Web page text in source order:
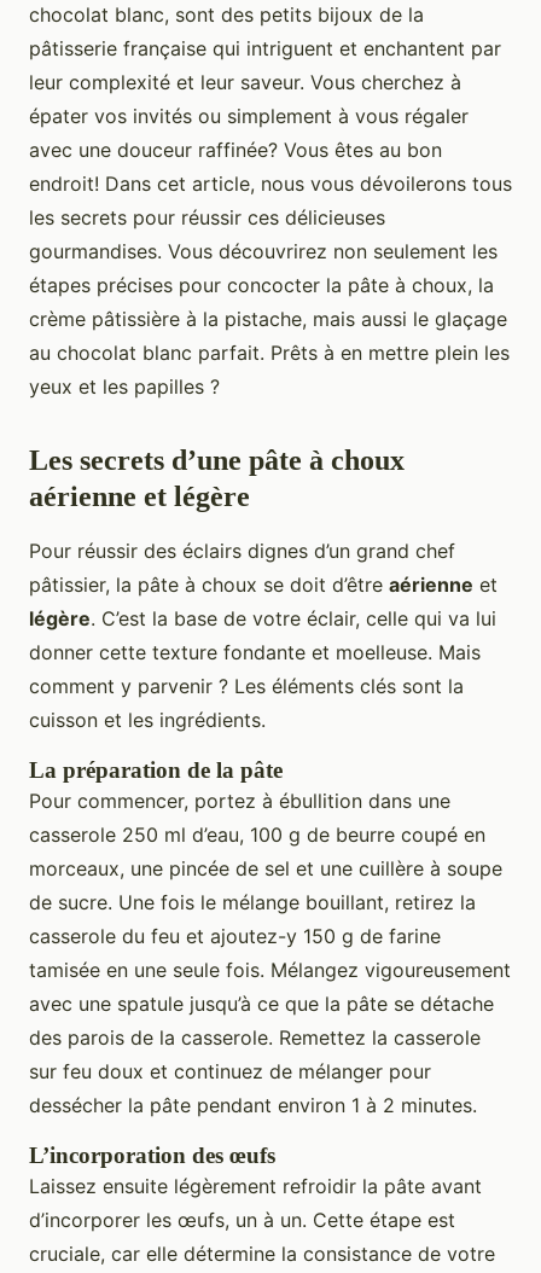
chocolat blanc, sont des petits bijoux de la
pâtisserie française qui intriguent et enchantent par
leur complexité et leur saveur. Vous cherchez à
épater vos invités ou simplement à vous régaler
avec une douceur raffinée? Vous êtes au bon
endroit! Dans cet article, nous vous dévoilerons tous
les secrets pour réussir ces délicieuses
gourmandises. Vous découvrirez non seulement les
étapes précises pour concocter la pâte à choux, la
crème pâtissière à la pistache, mais aussi le glaçage
au chocolat blanc parfait. Prêts à en mettre plein les
yeux et les papilles ?
Les secrets d’une pâte à choux
aérienne et légère
Pour réussir des éclairs dignes d’un grand chef
pâtissier, la pâte à choux se doit d’être aérienne et
légère. C’est la base de votre éclair, celle qui va lui
donner cette texture fondante et moelleuse. Mais
comment y parvenir ? Les éléments clés sont la
cuisson et les ingrédients.
La préparation de la pâte
Pour commencer, portez à ébullition dans une
casserole 250 ml d’eau, 100 g de beurre coupé en
morceaux, une pincée de sel et une cuillère à soupe
de sucre. Une fois le mélange bouillant, retirez la
casserole du feu et ajoutez-y 150 g de farine
tamisée en une seule fois. Mélangez vigoureusement
avec une spatule jusqu’à ce que la pâte se détache
des parois de la casserole. Remettez la casserole
sur feu doux et continuez de mélanger pour
dessécher la pâte pendant environ 1 à 2 minutes.
L’incorporation des œufs
Laissez ensuite légèrement refroidir la pâte avant
d’incorporer les œufs, un à un. Cette étape est
cruciale, car elle détermine la consistance de votre